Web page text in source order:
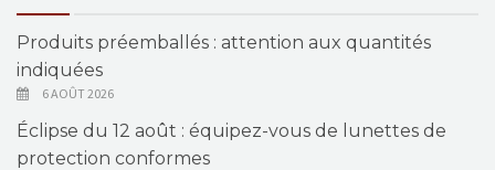
Produits préemballés : attention aux quantités
indiquées
6 AOÛT 2026
Éclipse du 12 août : équipez-vous de lunettes de
protection conformes